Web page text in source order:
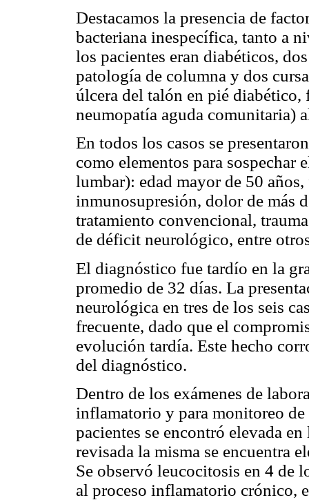
Destacamos la presencia de
bacteriana inespecífica, tanto a
los pacientes eran diabéticos,
patología de columna y dos
úlcera del talón en pié
neumopatía aguda comunitaria)
En todos los casos se
como elementos para
lumbar): edad mayor de 50
inmunosupresión, dolor de más
tratamiento convencional,
de déficit neurológico, entre
El diagnóstico fue tardío en la
promedio de 32 días. La
neurológica en tres de los seis
frecuente, dado que el
evolución tardía. Este hecho
del diagnóstico.
Dentro de los exámenes de
inflamatorio y para monitoreo de
pacientes se encontró elevada
revisada la misma se encuentra
Se observó leucocitosis en 4 de
al proceso inflamatorio crónico,